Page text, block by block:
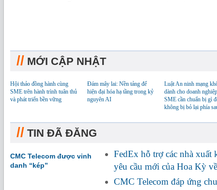
// MỚI CẬP NHẬT
Hội thảo đồng hành cùng
SME trên hành trình tuân thủ
và phát triển bền vững
Đám mây lai: Nền tảng để
hiện đại hóa hạ tầng trong kỷ
nguyên AI
Luật An ninh mạng
dành cho doanh
SME cần chuẩn bị gì
không bị bỏ lại phía
// TIN ĐÃ ĐĂNG
CMC Telecom được vinh
danh “kép”
FedEx hỗ trợ các nhà xuất
yêu cầu mới của Hoa Kỳ
CMC Telecom đáp ứng